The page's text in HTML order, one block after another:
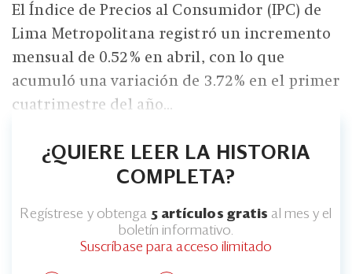
El Índice de Precios al Consumidor (IPC) de
Lima Metropolitana registró un incremento
mensual de 0.52% en abril, con lo que
acumuló una variación de 3.72% en el primer
cuatrimestre del año...
¿QUIERE LEER LA HISTORIA
COMPLETA?
Regístrese y obtenga 5 artículos gratis al mes y el
boletín informativo.
Suscríbase para acceso ilimitado